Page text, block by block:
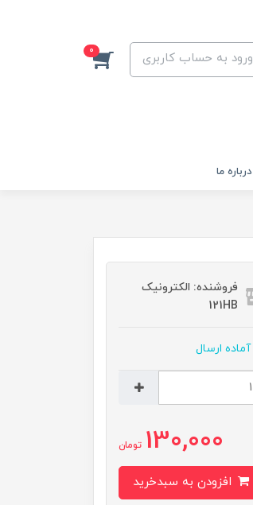
ورود به حساب کاربری 0
درباره ما
فروشنده: الکترونیک
121HB
آماده ارسال
130,000 تومان